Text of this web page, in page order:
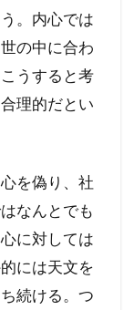
。内心では
の中に合わ
うすると考
理的だとい
を偽り、社
なんとでも
に対しては
には天文を
続ける。つ